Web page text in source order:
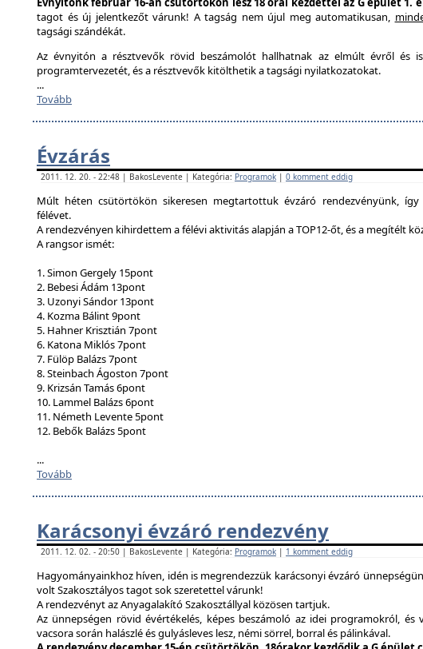
tagot és új jelentkezőt várunk! A tagság nem újul meg automatikusan,
tagsági szándékát.
Az évnyitón a résztvevők rövid beszámolót hallhatnak az elmúlt évről és
programtervezetét, és a résztvevők kitölthetik a tagsági nyilatkozatokat.
...
Tovább
Évzárás
2011. 12. 20. - 22:48 | BakosLevente | Kategória: Programok | 0 komment eddig
Múlt héten csütörtökön sikeresen megtartottuk évzáró rendezvényünk,
félévet.
A rendezvényen kihirdettem a félévi aktivitás alapján a TOP12-őt, és a megítélt
A rangsor ismét:
1. Simon Gergely 15pont
2. Bebesi Ádám 13pont
3. Uzonyi Sándor 13pont
4. Kozma Bálint 9pont
5. Hahner Krisztián 7pont
6. Katona Miklós 7pont
7. Fülöp Balázs 7pont
8. Steinbach Ágoston 7pont
9. Krizsán Tamás 6pont
10. Lammel Balázs 6pont
11. Németh Levente 5pont
12. Bebők Balázs 5pont
...
Tovább
Karácsonyi évzáró rendezvény
2011. 12. 02. - 20:50 | BakosLevente | Kategória: Programok | 1 komment eddig
Hagyományainkhoz híven, idén is megrendezzük karácsonyi évzáró
volt Szakosztályos tagot sok szeretettel várunk!
A rendezvényt az Anyagalakító Szakosztállyal közösen tartjuk.
Az ünnepségen rövid évértékelés, képes beszámoló az idei programokról, és
vacsora során halászlé és gulyásleves lesz, némi sörrel, borral és pálinkával.